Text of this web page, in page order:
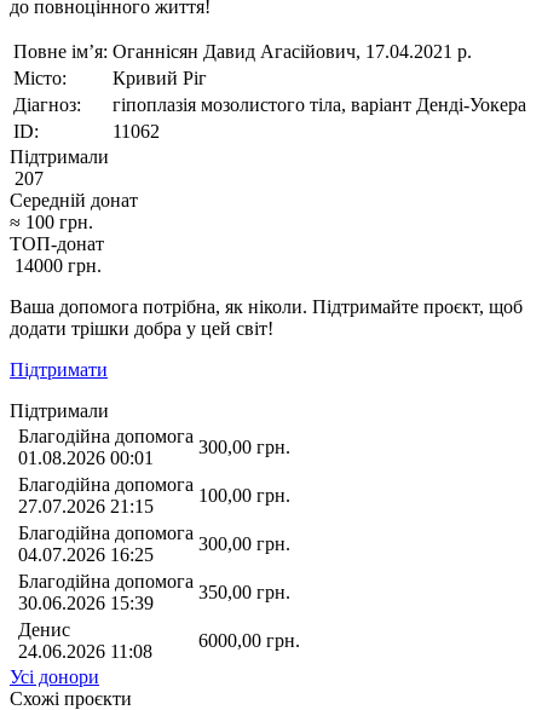
до повноцінного життя!
Повне ім’я: Оганнісян Давид Агасійович, 17.04.2021 р.
Місто:
Кривий Ріг
Діагноз:
гіпоплазія мозолистого тіла, варіант Денді-Уокера
ID:
11062
Підтримали
207
Середній донат
≈ 100 грн.
ТОП-донат
14000 грн.
Ваша допомога потрібна, як ніколи. Підтримайте проєкт, щоб
додати трішки добра у цей світ!
Підтримати
Підтримали
Благодійна допомога
01.08.2026 00:01
300,00 грн.
Благодійна допомога
27.07.2026 21:15
100,00 грн.
Благодійна допомога
04.07.2026 16:25
300,00 грн.
Благодійна допомога
30.06.2026 15:39
350,00 грн.
Денис
24.06.2026 11:08
6000,00 грн.
Усі донори
Схожі проєкти